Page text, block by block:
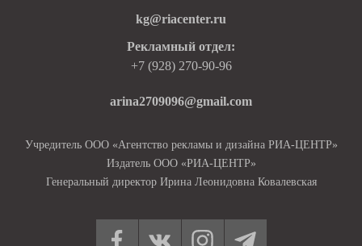
kg@riacenter.ru
Рекламный отдел:
+7 (928) 270-90-96
arina2709096@gmail.com
Учредитель ООО «Агентство рекламы и дизайна РИА-ЦЕНТР»
Издатель ООО «РИА-ЦЕНТР»
Генеральный директор Ирина Леонидовна Ковалевская